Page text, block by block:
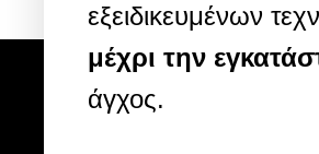
εξειδικευμένων
μέχρι την
άγχος.